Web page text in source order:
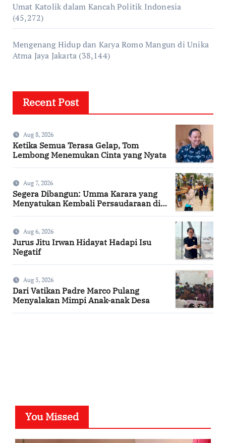
Umat Katolik dalam Kancah Politik Indonesia
(45,272)
Mengenang Hidup dan Karya Romo Mangun di Unika
Atma Jaya Jakarta (38,144)
Recent Post
Aug 8, 2026
Ketika Semua Terasa Gelap, Tom
Lembong Menemukan Cinta yang Nyata
Aug 7, 2026
Segera Dibangun: Umma Karara yang
Menyatukan Kembali Persaudaraan di
Aug 6, 2026
Jurus Jitu Irwan Hidayat Hadapi Isu
Negatif
Aug 5, 2026
Dari Vatikan Padre Marco Pulang
Menyalakan Mimpi Anak-anak Desa
You Missed